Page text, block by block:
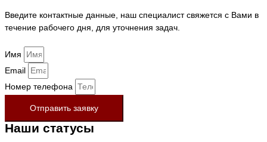
Введите контактные данные, наш специалист свяжется с Вами в
течение рабочего дня, для уточнения задач.
Имя
Email
Номер телефона
Отправить заявку
Наши статусы